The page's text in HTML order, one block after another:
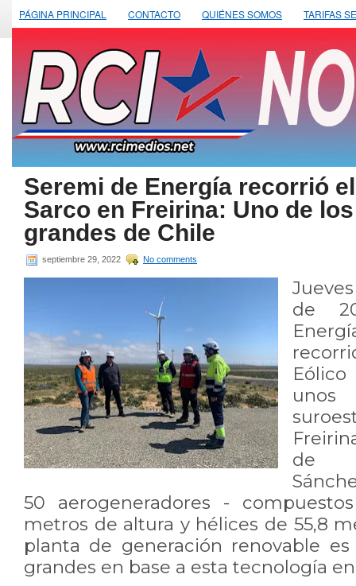
PÁGINA PRINCIPAL CONTACTO QUIÉNES SOMOS TARIFAS
Seremi de Energía recorrió
Sarco en Freirina: Uno de
grandes de Chile
septiembre 29, 2022 No comments
de
unos
de
50 aerogeneradores -
metros de altura y hélices de 55,8
planta de generación renovable
grandes en base a esta tecnología